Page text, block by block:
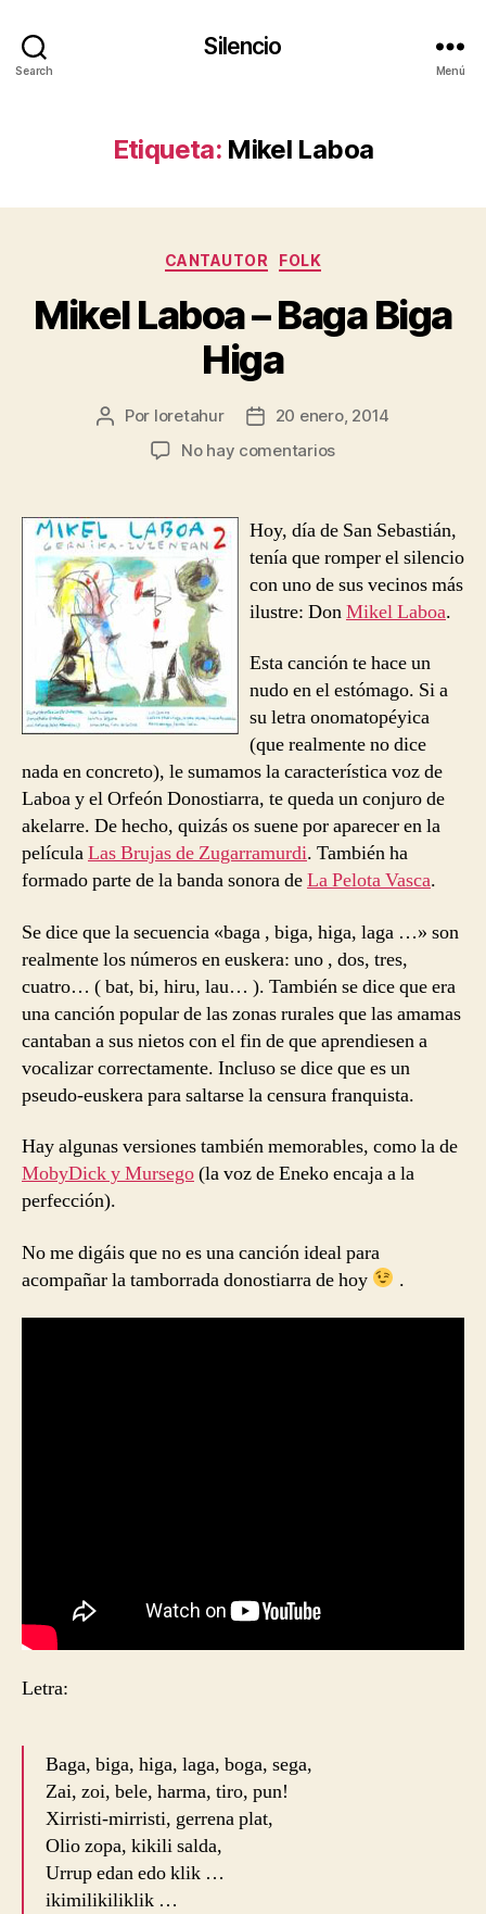
Search
Silencio
Menú
Etiqueta: Mikel Laboa
Categorías
CANTAUTOR FOLK
Mikel Laboa – Baga Biga
Higa
Autor
Por loretahur
Fecha20 enero, 2014
No hay comentariosen
Biga
Higa
Hoy, día de San Sebastián,
tenía que romper el silencio
con uno de sus vecinos más
ilustre: DonMikel Laboa.
Esta canción te hace un
nudo en el estómago. Si a
su letra onomatopéyica
(que realmente no dice
nada en concreto), le sumamos la característica voz de
Laboa y el Orfeón Donostiarra, te queda un conjuro de
akelarre. De hecho, quizás os suene por aparecer en la
películaLas Brujas de Zugarramurdi. También ha
formado parte de la banda sonora deLa Pelota Vasca.
Se dice que la secuencia «baga , biga, higa, laga …» son
realmente los números en euskera: uno , dos, tres,
cuatro… ( bat, bi, hiru, lau… ). También se dice que era
una canción popular de las zonas rurales que las amamas
cantaban a sus nietos con el fin de que aprendiesen a
vocalizar correctamente. Incluso se dice que es un
pseudo-euskera para saltarse la censura franquista.
Hay algunas versiones también memorables, como la de
MobyDick y Mursego(la voz de Eneko encaja a la
perfección).
No me digáis que no es una canción ideal para
acompañar la tamborrada donostiarra de hoy
.
Letra:
Baga, biga, higa, laga, boga, sega,
Zai, zoi, bele, harma, tiro, pun!
Xirristi-mirristi, gerrena plat,
Olio zopa, kikili salda,
Urrup edan edo klik …
ikimilikiliklik …